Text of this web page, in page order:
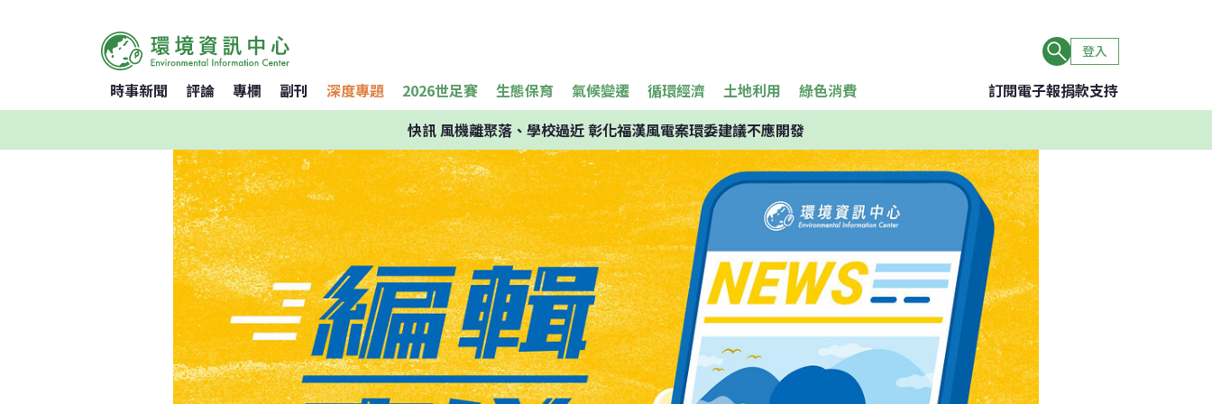
登入
時事新聞 評論 專欄 副刊 深度專題 2026世足賽 生態保育 氣候變遷 循環經濟 土地利用 綠色消費 訂閱電子報捐款支持
快訊風機離聚落、學校過近 彰化福漢風電案環委建議不應開發